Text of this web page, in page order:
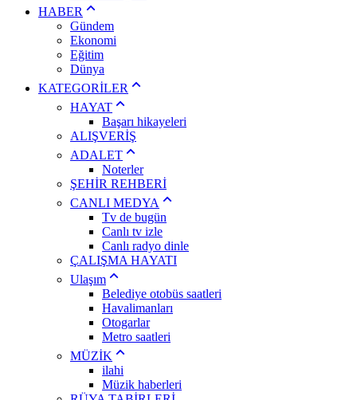
HABER
Gündem
Ekonomi
Eğitim
Dünya
KATEGORİLER
HAYAT
Başarı hikayeleri
ALIŞVERİŞ
ADALET
Noterler
ŞEHİR REHBERİ
CANLI MEDYA
Tv de bugün
Canlı tv izle
Canlı radyo dinle
ÇALIŞMA HAYATI
Ulaşım
Belediye otobüs saatleri
Havalimanları
Otogarlar
Metro saatleri
MÜZİK
ilahi
Müzik haberleri